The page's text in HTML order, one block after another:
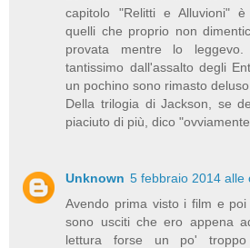
capitolo "Relitti e Alluvioni"
quelli che proprio non
provata mentre lo
tantissimo dall'assalto degli
un pochino sono rimasto deluso.
Della trilogia di Jackson, se
piaciuto di più, dico
Unknown 5 febbraio 2014 alle
Avendo prima visto i film e
sono usciti che ero appena
lettura forse un po'